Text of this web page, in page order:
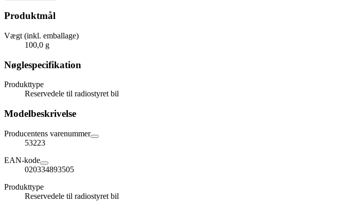
Produktmål
Vægt (inkl. emballage)
100,0 g
Nøglespecifikation
Produkttype
Reservedele til radiostyret bil
Modelbeskrivelse
Producentens varenummer
53223
EAN-kode
020334893505
Produkttype
Reservedele til radiostyret bil